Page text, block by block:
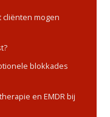
cliënten mogen
blokkades
en EMDR bij